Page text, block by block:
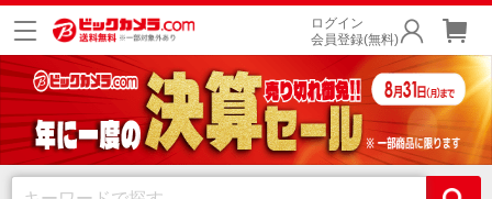
ログイン
会員登録(無料)